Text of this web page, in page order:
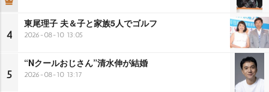
4
東尾理子 夫＆子と家族5人でゴルフ
2026-08-10 13:05
5
“Nクールおじさん”清水伸が結婚
2026-08-10 13:17